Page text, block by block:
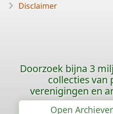
Disclaimer
Doorzoek bijna 3
collecties van
verenigingen en
Open